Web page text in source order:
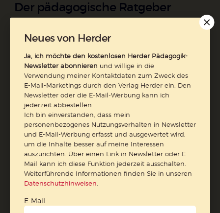
Der pädagogische Ratgeber
Newsletter abonnierenund willige in die Verwendung
durch den Verlag Herder ein. Den Newsletter oder die E-
Mail-Werbung kann ich jederzeit abbestellen.
Ich bin einverstanden, dass mein personenbezogenes
Nutzungsverhalten in Newsletter und E-Mail-Werbung
erfasst und ausgewertet wird, um die Inhalte besser auf
meine Interessen auszurichten. Über einen Link in
Newsletter oder E-Mail kann ich diese Funktion jederzeit
ausschalten.
Weiterführende Informationen finden Sie in unseren
Datenschutzhinweisen.
E-Mail
Neues von Herder
Ja, ich möchte den kostenlosen Herder Pädagogik-
Newsletter abonnieren und willige in die
Verwendung meiner Kontaktdaten zum Zweck des
E-Mail-Marketings durch den Verlag Herder ein. Den
Newsletter oder die E-Mail-Werbung kann ich
jederzeit abbestellen.
Ich bin einverstanden, dass mein
personenbezogenes Nutzungsverhalten in Newsletter
und E-Mail-Werbung erfasst und ausgewertet wird,
um die Inhalte besser auf meine Interessen
auszurichten. Über einen Link in Newsletter oder E-
Mail kann ich diese Funktion jederzeit ausschalten.
Weiterführende Informationen finden Sie in unseren
Datenschutzhinweisen
E-Mail